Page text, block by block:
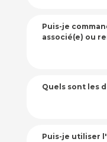
Puis-je
associé(e) ou
Quels sont les
Puis-je utiliser